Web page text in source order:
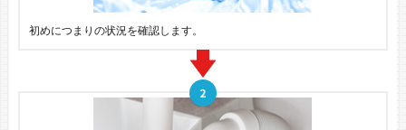
初めにつまりの状況を確認します。